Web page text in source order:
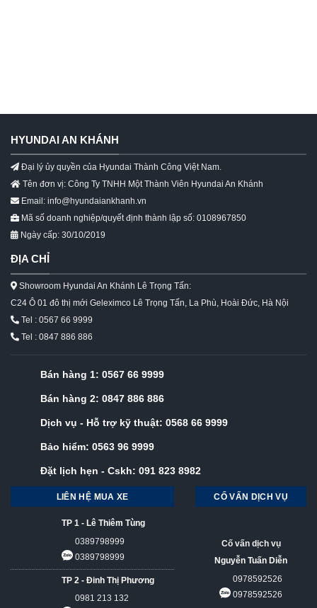
HYUNDAI AN KHÁNH
Đại lý ủy quyền của Hyundai Thành Công Việt Nam.
Tên đơn vị: Công Ty TNHH Một Thành Viên Hyundai An Khánh
Email: info@hyundaiankhanh.vn
Mã số doanh nghiệp/quyết định thành lập số: 0108967850
Ngày cấp: 30/10/2019
ĐỊA CHỈ
Showroom Hyundai An Khánh Lê Trọng Tấn:
C24 Ô 01 đô thị mới Geleximco Lê Trọng Tấn, La Phù, Hoài Đức, Hà Nội
Tel : 0567 66 9999
Tel : 0847 886 886
Bán hàng 1: 0567 66 9999
Bán hàng 2: 0847 886 886
Dịch vụ - Hỗ trợ kỹ thuật: 0568 66 9999
Bảo hiểm: 0563 96 9999
Đặt lịch hẹn - Cskh: 091 823 8982
LIÊN HỆ MUA XE
TP 1 - Lê Thiêm Tùng
0389798999
0389798999
TP 2 - Đinh Thị Phương
0981 213 132
CỐ VẤN DỊCH VỤ
Cố vấn dịch vụ
Nguyễn Tuấn Diễn
0978592526
0978592526